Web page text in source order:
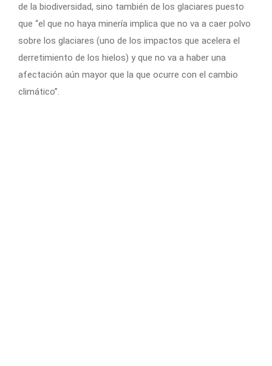
de la biodiversidad, sino también de los glaciares puesto
que “el que no haya minería implica que no va a caer polvo
sobre los glaciares (uno de los impactos que acelera el
derretimiento de los hielos) y que no va a haber una
afectación aún mayor que la que ocurre con el cambio
climático”.